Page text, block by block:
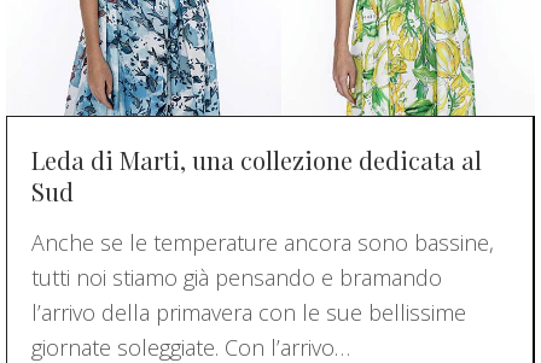
Leda di Marti, una collezione dedicata al
Sud
Anche se le temperature ancora sono bassine,
tutti noi stiamo già pensando e bramando
l’arrivo della primavera con le sue bellissime
giornate soleggiate. Con l’arrivo…